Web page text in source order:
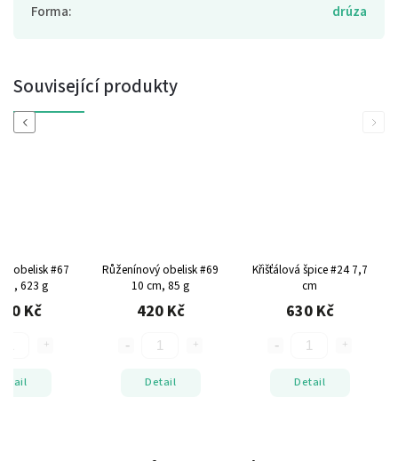
Forma: drúza
Související produkty
Previous
obelisk #67
623 g
Kč
Růženínový obelisk #69
10 cm, 85 g
420 Kč
Detail
Křišťálová špice #247,7
cm
630 Kč
Detail
Next